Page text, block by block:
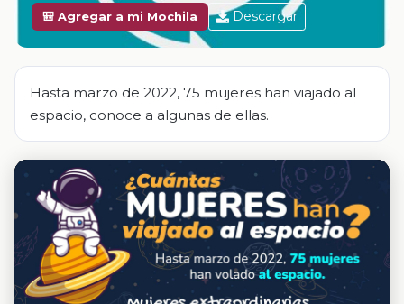
🎒 Agregar a mi Mochila Descargar
Hasta marzo de 2022, 75 mujeres han viajado al
espacio, conoce a algunas de ellas.